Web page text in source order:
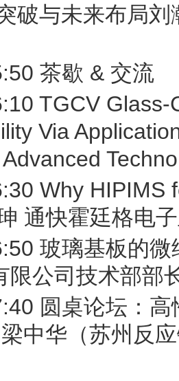
破与未来布局
茶歇 & 交流
TGCV
Via
Why HIPIMS
通快霍廷格电
玻璃基板的
限公司技术部部
圆桌论坛：
中华（苏州反